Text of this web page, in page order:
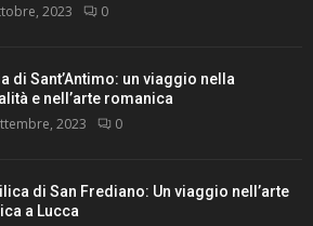
2023 0
di Sant’Antimo: un viaggio nella
e nell’arte romanica
2023 0
di San Frediano: Un viaggio nell’arte
a Lucca